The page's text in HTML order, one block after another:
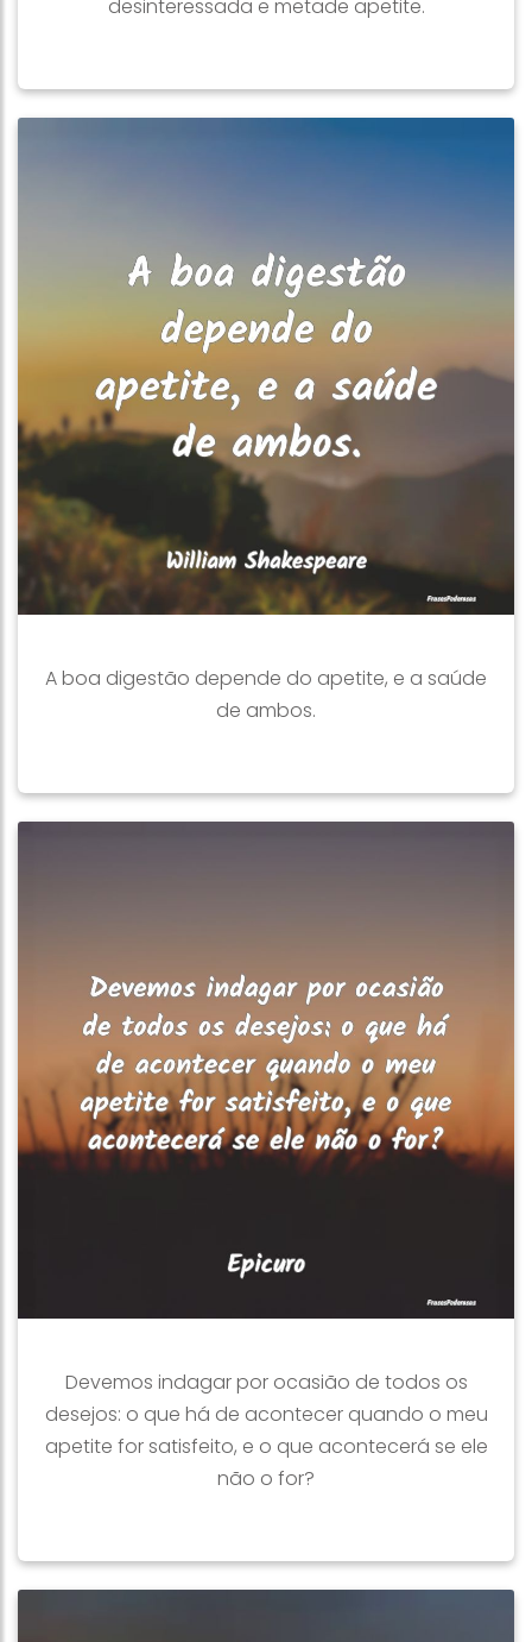
desinteressada e metade apetite.
A boa digestão depende do apetite, e a saúde
de ambos.
Devemos indagar por ocasião de todos os
desejos: o que há de acontecer quando o meu
apetite for satisfeito, e o que acontecerá se ele
não o for?